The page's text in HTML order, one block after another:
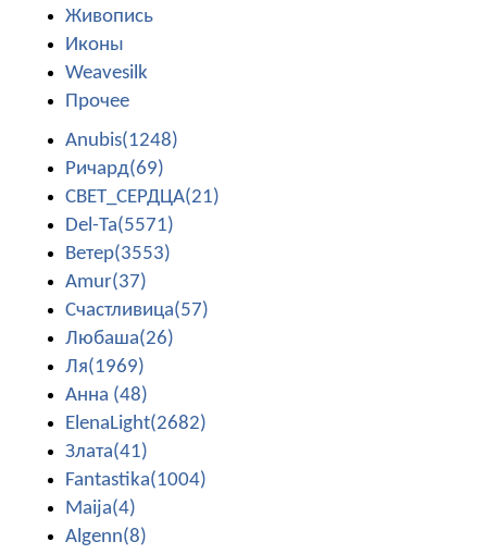
Живопись
Иконы
Weavesilk
Прочее
Anubis(1248)
Ричард(69)
СВЕТ_СЕРДЦА(21)
Del-Ta(5571)
Ветер(3553)
Amur(37)
Счастливица(57)
Любаша(26)
Ля(1969)
Анна (48)
ElenaLight(2682)
Злата(41)
Fantastika(1004)
Maija(4)
Algenn(8)